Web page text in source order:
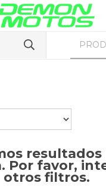
resultados
Por favor,
otros filtros.